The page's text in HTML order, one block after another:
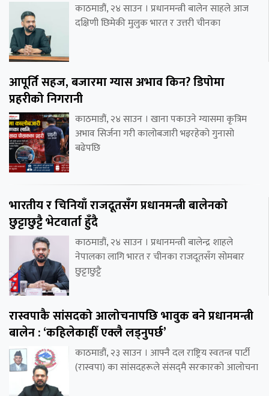
काठमाडौं, २४ साउन । प्रधानमन्त्री बालेन साहले आज
दक्षिणी छिमेकी मुलुक भारत र उत्तरी चीनका
आपूर्ति सहज, बजारमा ग्यास अभाव किन? डिपोमा
प्रहरीको निगरानी
काठमाडौं, २४ साउन । खाना पकाउने ग्यासमा कृत्रिम
अभाव सिर्जना गरी कालोबजारी भइरहेको गुनासो
बढेपछि
भारतीय र चिनियाँ राजदूतसँग प्रधानमन्त्री बालेनको
छुट्टाछुट्टै भेटवार्ता हुँदै
काठमाडौं, २४ साउन । प्रधानमन्त्री बालेन्द्र शाहले
नेपालका लागि भारत र चीनका राजदूतसँग सोमबार
छुट्टाछुट्टै
रास्वपाकै सांसदको आलोचनापछि भावुक बने प्रधानमन्त्री
बालेन : ‘कहिलेकाहीँ एक्लै लड्नुपर्छ’
काठमाडौं, २३ साउन । आफ्नै दल राष्ट्रिय स्वतन्त्र पार्टी
(रास्वपा) का सांसदहरूले संसद्‌मै सरकारको आलोचना